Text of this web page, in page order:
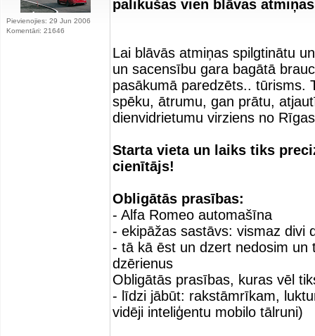
Pievienojies: 29 Jun 2006
Komentāri: 21646
palikušas vien blāvas
Lai blāvās atmiņas spilgtinātu
un sacensību gara bagātā
pasākumā paredzēts.. tūrisms.
spēku, ātrumu, gan prātu,
dienvidrietumu virziens no
Starta vieta un laiks tiks
cienītājs!
Obligātās prasības:
- Alfa Romeo automašīna
- ekipāžas sastāvs: vismaz divi
- tā kā ēst un dzert nedosim un
dzērienus
Obligātās prasības, kuras vēl
- līdzi jābūt: rakstāmrīkam,
vidēji inteliģentu mobilo tālruni)